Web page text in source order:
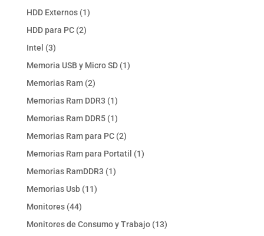
HDD Externos 11
HDD para PC 22
Intel 33
productos
Memoria USB y Micro SD 11
Memorias Ram 22
productos
Memorias Ram DDR3 11
producto
Memorias Ram DDR5 11
producto
Memorias Ram para PC 22
productos
Memorias Ram para Portatil 11
Memorias RamDDR3 11
Memorias Usb 1111
Monitores 4444
productos
Monitores de Consumo y Trabajo 1313